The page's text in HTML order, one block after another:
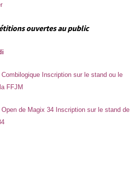
ouvertes au public
Combilogique Inscription sur le stand ou le
FFJM
Open de Magix 34 Inscription sur le stand de